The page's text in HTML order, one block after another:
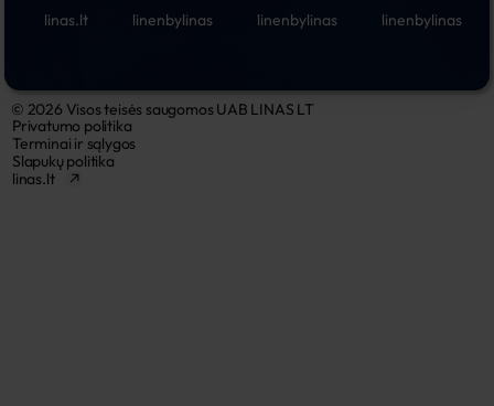
linas.lt linenbylinas linenbylinas linenbylinas
© 2026 Visos teisės saugomos UAB LINAS LT
Privatumo politika
Terminai ir sąlygos
Slapukų politika
linas.lt